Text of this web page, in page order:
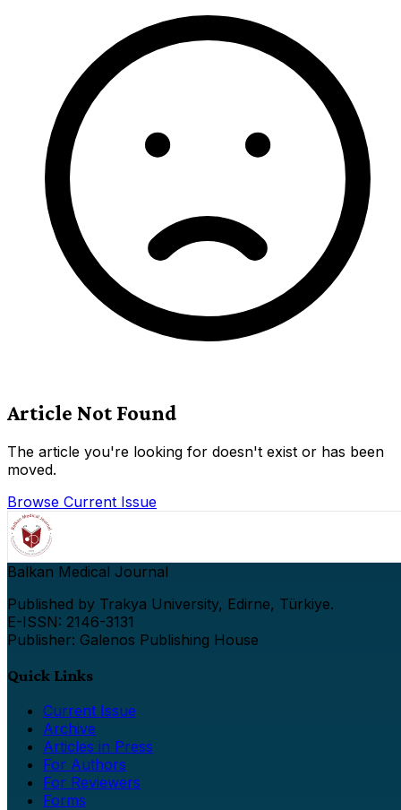
Article Not Found
The article you're looking for doesn't exist or has been
moved.
Browse Current Issue
Balkan Medical Journal
Published by Trakya University, Edirne, Türkiye.
E-ISSN: 2146-3131
Publisher: Galenos Publishing House
Quick Links
Current Issue
Archive
Articles in Press
For Authors
For Reviewers
Forms